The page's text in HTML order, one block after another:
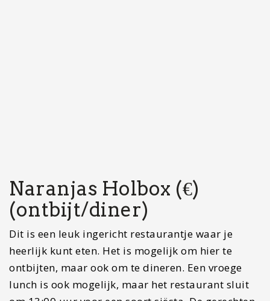
Aanbevelingen:smoothies en smoothiebowls